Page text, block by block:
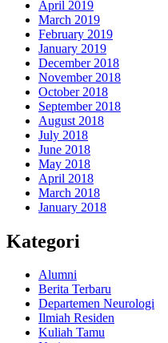
April 2019
March 2019
February 2019
January 2019
December 2018
November 2018
October 2018
September 2018
August 2018
July 2018
June 2018
May 2018
April 2018
March 2018
January 2018
Kategori
Alumni
Berita Terbaru
Departemen Neurologi
Ilmiah Residen
Kuliah Tamu